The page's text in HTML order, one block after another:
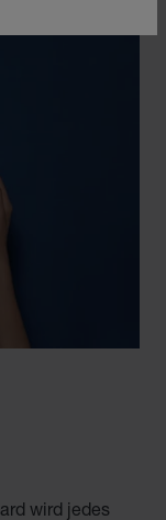
wird jedes